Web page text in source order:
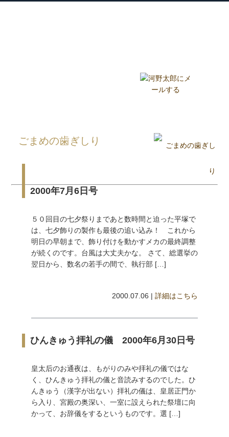
ごまめの歯ぎしり
2000年7月6日号
５０回目の七夕祭りまであと数時間と迫った平塚で
は、七夕飾りの製作も最後の追い込み！ これから
明日の早朝まで、飾り付けを動かすメカの最終調整
が続くのです。台風は大丈夫かな。 さて、総選挙の
翌日から、数名の若手の間で、執行部 […]
2000.07.06 |詳細はこちら
ひんきゅう拝礼の儀 2000年6月30日号
皇太后のお通夜は、もがりのみや拝礼の儀ではな
く、ひんきゅう拝礼の儀と音読みするのでした。ひ
んきゅう（漢字が出ない）拝礼の儀は、皇居正門か
ら入り、宮殿の奥深い、一室に設えられた祭壇に向
かって、お辞儀をするというものです。選 […]